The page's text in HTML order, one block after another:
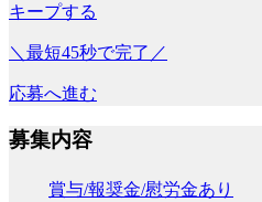
キープする
＼最短45秒で完了／
応募へ進む
募集内容
賞与/報奨金/慰労金あり